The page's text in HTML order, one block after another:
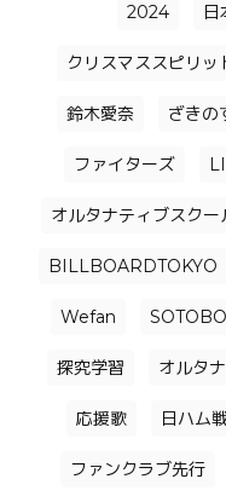
2024 日
クリスマススピリッ
鈴木愛奈 ざきの
ファイターズ
オルタナティブスクー
BILLBOARDTOKYO
Wefan
探究学習 オルタ
応援歌 日ハム
ファンクラブ先行